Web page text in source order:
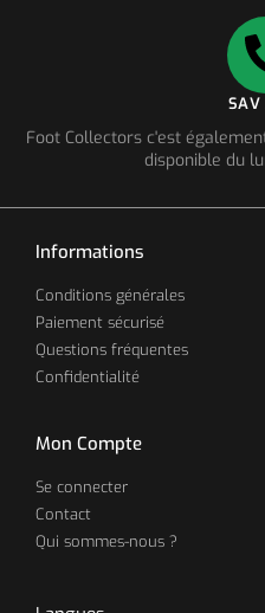
Foot Collectors c'est
disponible du
Informations
Conditions générales
Paiement sécurisé
Questions fréquentes
Confidentialité
Mon Compte
Se connecter
Contact
Qui sommes-nous ?